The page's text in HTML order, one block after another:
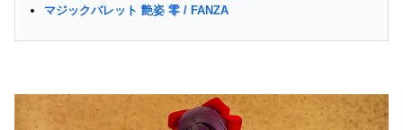
マジックバレット 艶姿 零 / FANZA